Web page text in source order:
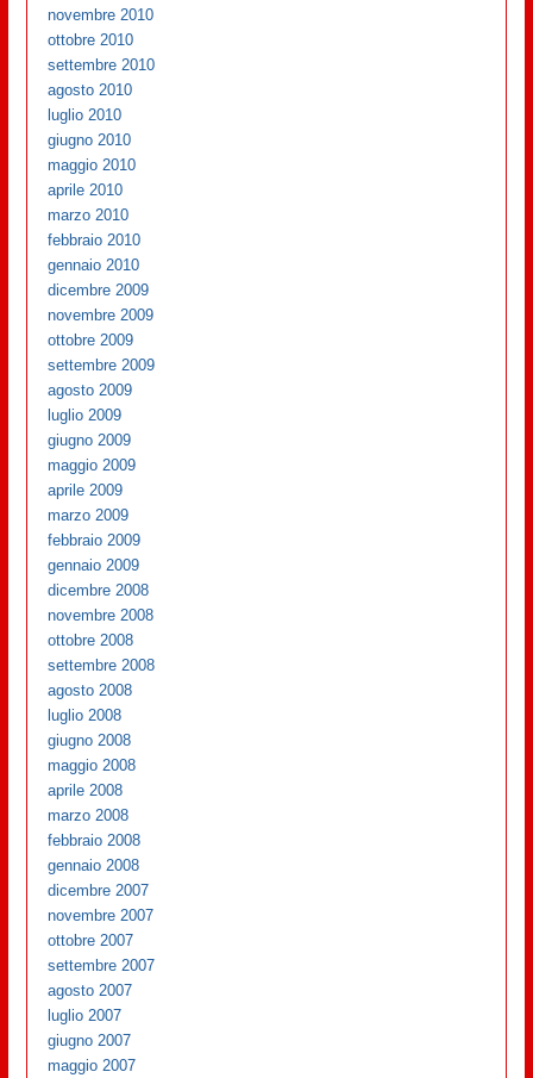
novembre 2010
ottobre 2010
settembre 2010
agosto 2010
luglio 2010
giugno 2010
maggio 2010
aprile 2010
marzo 2010
febbraio 2010
gennaio 2010
dicembre 2009
novembre 2009
ottobre 2009
settembre 2009
agosto 2009
luglio 2009
giugno 2009
maggio 2009
aprile 2009
marzo 2009
febbraio 2009
gennaio 2009
dicembre 2008
novembre 2008
ottobre 2008
settembre 2008
agosto 2008
luglio 2008
giugno 2008
maggio 2008
aprile 2008
marzo 2008
febbraio 2008
gennaio 2008
dicembre 2007
novembre 2007
ottobre 2007
settembre 2007
agosto 2007
luglio 2007
giugno 2007
maggio 2007